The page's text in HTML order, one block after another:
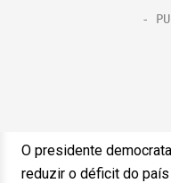
O presidente
reduzir o déficit do